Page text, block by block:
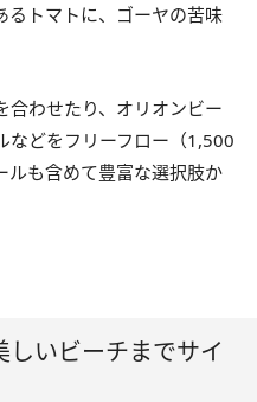
るトマトに、ゴーヤの苦味
合わせたり、オリオンビー
などをフリーフロー（1,500
ルも含めて豊富な選択肢か
しいビーチまでサイ